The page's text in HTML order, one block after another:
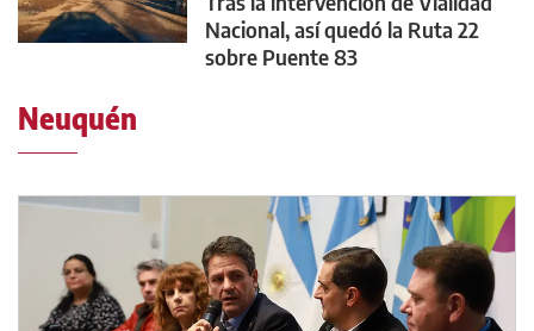
Nacional, así quedó la Ruta 22
sobre Puente 83
Neuquén